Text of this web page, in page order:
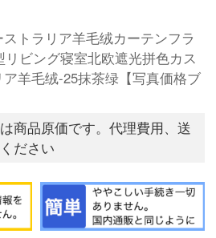
トラリア羊毛绒カーテンフラ
リビング寝室北欧遮光拼色カス
羊毛绒-25抹茶绿【写真価格ブ
商品原価です。代理費用、送
ださい